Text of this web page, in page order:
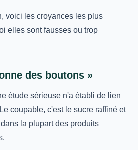
voici les croyances les plus
elles sont fausses ou trop
des boutons »
étude sérieuse n'a établi de lien
coupable, c'est le sucre raffiné et
la plupart des produits